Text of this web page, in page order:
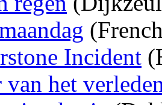
Incident
van het